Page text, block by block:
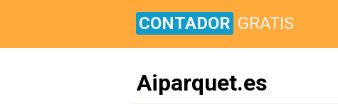
CONTADOR GRATIS
Aiparquet.es